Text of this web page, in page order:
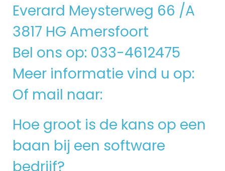
Everard Meysterweg 66 /A
3817 HG Amersfoort
Bel ons op: 033-4612475
Meer informatie vind u op:
Of mail naar:
Hoe groot is de kans op een
baan bij een software
bedrijf?